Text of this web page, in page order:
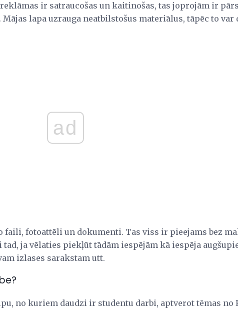
ir satraucošas un kaitinošas, tas joprojām ir
lapa uzrauga neatbilstošus materiālus, tāpēc to var
ad
faili, fotoattēli un dokumenti. Tas viss ir pieejams bez
ja vēlaties piekļūt tādām iespējām kā iespēja
izlases sarakstam utt.
no kuriem daudzi ir studentu darbi, aptverot tēmas no